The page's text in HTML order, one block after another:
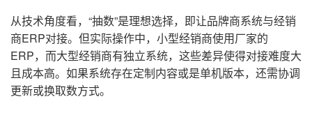
从技术角度看，“抽数”是理想选择，即让品牌商系统与经销
商ERP对接。但实际操作中，小型经销商使用厂家的
ERP，而大型经销商有独立系统，这些差异使得对接难度大
且成本高。如果系统存在定制内容或是单机版本，还需协调
更新或换取数方式。